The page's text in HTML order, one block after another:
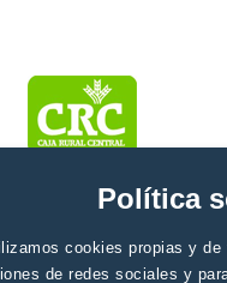
Política
cookies propias y
de redes sociales y